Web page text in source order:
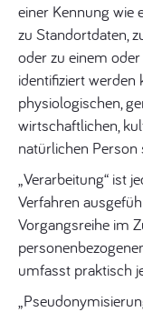
einer Kennung wie
zu Standortdaten,
oder zu einem
identifiziert werden
physiologischen,
wirtschaftlichen,
natürlichen Person
„Verarbeitung“ ist
Verfahren
Vorgangsreihe im
umfasst praktisch